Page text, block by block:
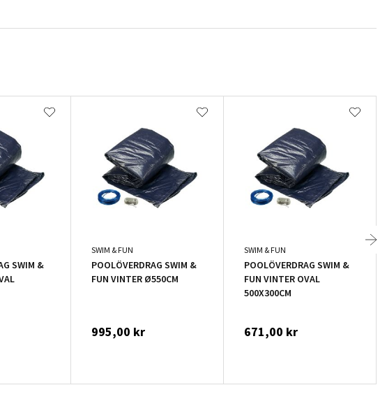
SWIM &
SWIM & FUN
POOLÖVERDRAG SWIM &
FUN VINTER Ø550CM
995,00 kr
SWIM & FUN
POOLÖVERDRAG SWIM &
FUN VINTER OVAL
500X300CM
671,00 kr